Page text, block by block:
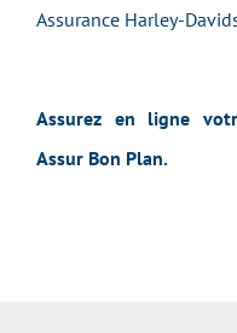
Assurance Harley-
Assurez en ligne
Assur Bon Plan.